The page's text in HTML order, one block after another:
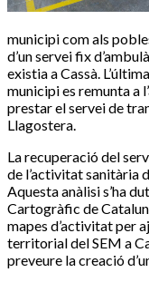
municipi com als
d’un servei fix
existia a Cassà.
municipi es remunta a
prestar el servei de
Llagostera.
La recuperació del
de l’activitat sanitària
Aquesta anàlisi s’ha
Cartogràfic de
mapes d’activitat per
territorial del SEM a
preveure la creació